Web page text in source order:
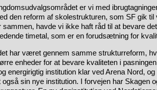
er vi med
den reform af skolestrukturen, som SF gik
sammen, havde vi ikke haft råd til at bevare
timetal, som er en forudsætning for
har været gennem samme strukturreform,
enheder for at bevare kvaliteten i
energirigtig institution klar ved Arena Nord,
sin nye institution. I forvejen har Skagen